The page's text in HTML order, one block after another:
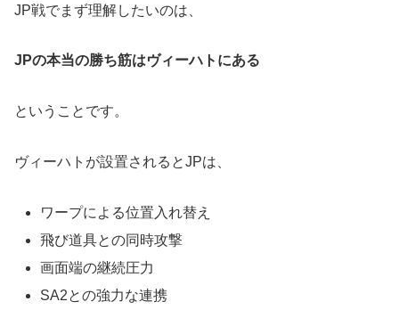
JP戦でまず理解したいのは、
JPの本当の勝ち筋はヴィーハトにある
ということです。
ヴィーハトが設置されるとJPは、
ワープによる位置入れ替え
飛び道具との同時攻撃
画面端の継続圧力
SA2との強力な連携